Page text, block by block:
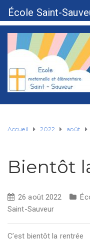
Accueil 2022 août
Bientôt
26 août 2022
Saint-Sauveur
C’est bientôt la rentrée
École Saint-